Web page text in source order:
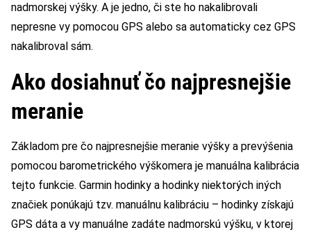
nadmorskej výšky. A je jedno, či ste ho nakalibrovali
nepresne vy pomocou GPS alebo sa automaticky cez GPS
nakalibroval sám.
Ako dosiahnuť čo najpresnejšie
meranie
Základom pre čo najpresnejšie meranie výšky a prevýšenia
pomocou barometrického výškomera je manuálna kalibrácia
tejto funkcie. Garmin hodinky a hodinky niektorých iných
značiek ponúkajú tzv. manuálnu kalibráciu – hodinky získajú
GPS dáta a vy manuálne zadáte nadmorskú výšku, v ktorej